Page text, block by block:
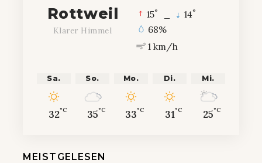
Rottweil
Klarer Himmel
15° 14°
68%
1 km/h
Sa.
32°C
So.
35°C
Mo.
33°C
Di.
31°C
Mi.
25°C
MEISTGELESEN